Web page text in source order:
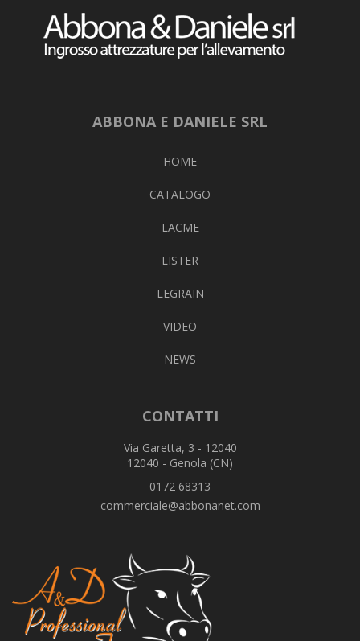
ABBONA E DANIELE SRL
HOME
CATALOGO
LACME
LISTER
LEGRAIN
VIDEO
NEWS
CONTATTI
Via Garetta, 3 - 12040
12040 - Genola (CN)
0172 68313
commerciale@abbonanet.com